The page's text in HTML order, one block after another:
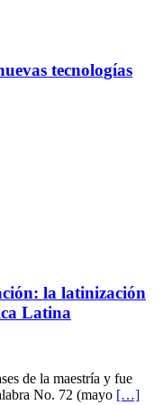
tecnologías
la latinización
Latina
de la maestría y fue
No. 72 (mayo […]